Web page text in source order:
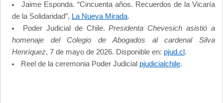
Jaime Esponda. “Cincuenta años. Recuerdos de la Vicaría
de la Solidaridad”, La Nueva Mirada.
Poder Judicial de Chile.Presidenta Chevesich asistió a
homenaje del Colegio de Abogados al cardenal Silva
Henríquez, 7 de mayo de 2026. Disponible en: pjud.cl .
Reel de la ceremonia Poder Judicial pjudicialchile.